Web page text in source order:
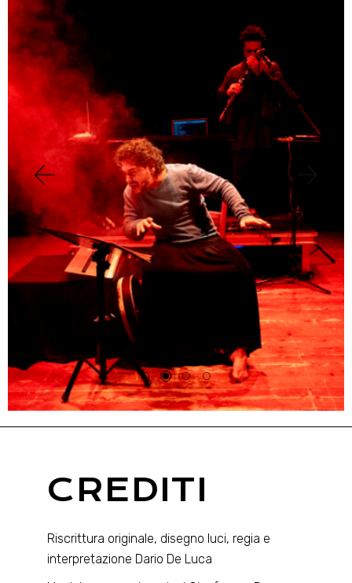
CREDITI
Riscrittura originale, disegno luci, regia e
interpretazione Dario De Luca